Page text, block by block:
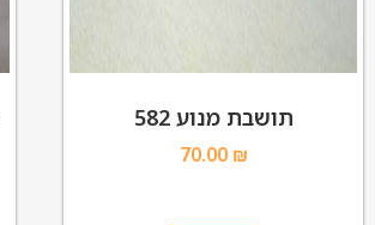
תושבת מנוע 582
70.00 ₪